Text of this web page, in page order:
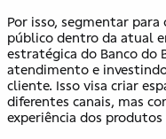
Por isso, segmentar
público dentro da atual
estratégica do Banco do
atendimento e
cliente. Isso visa criar
diferentes canais, mas
experiência dos produtos